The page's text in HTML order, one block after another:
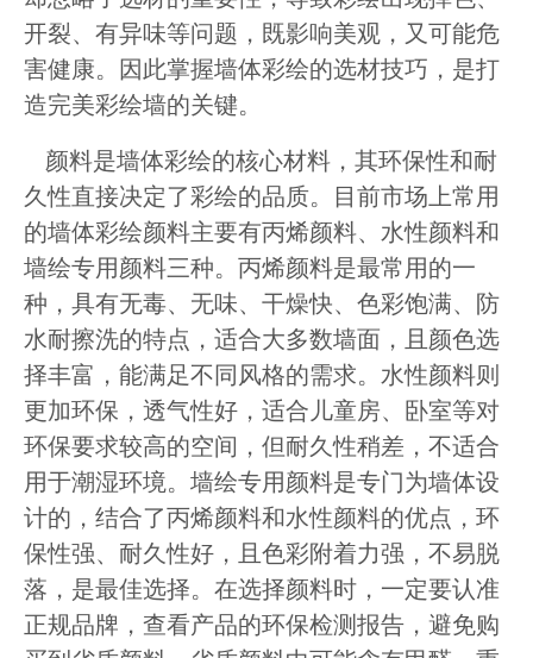
开裂、有异味等问题，既影响美观，又可能危
害健康。因此掌握墙体彩绘的选材技巧，是打
造完美彩绘墙的关键。
颜料是墙体彩绘的核心材料，其环保性和耐
久性直接决定了彩绘的品质。目前市场上常用
的墙体彩绘颜料主要有丙烯颜料、水性颜料和
墙绘专用颜料三种。丙烯颜料是最常用的一
种，具有无毒、无味、干燥快、色彩饱满、防
水耐擦洗的特点，适合大多数墙面，且颜色选
择丰富，能满足不同风格的需求。水性颜料则
更加环保，透气性好，适合儿童房、卧室等对
环保要求较高的空间，但耐久性稍差，不适合
用于潮湿环境。墙绘专用颜料是专门为墙体设
计的，结合了丙烯颜料和水性颜料的优点，环
保性强、耐久性好，且色彩附着力强，不易脱
落，是最佳选择。在选择颜料时，一定要认准
正规品牌，查看产品的环保检测报告，避免购